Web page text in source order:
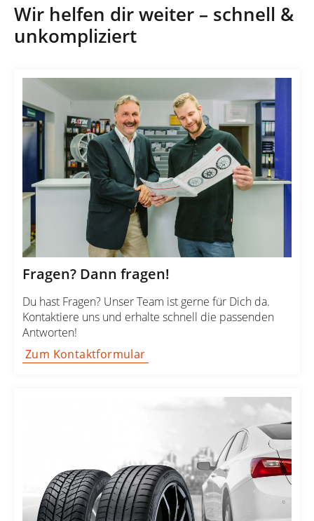
Wir helfen dir weiter – schnell &
unkompliziert
Fragen? Dann fragen!
Du hast Fragen? Unser Team ist gerne für Dich da.
Kontaktiere uns und erhalte schnell die passenden
Antworten!
Zum Kontaktformular